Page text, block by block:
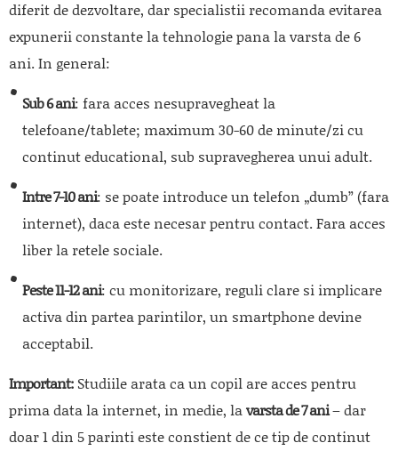
diferit de dezvoltare, dar specialistii recomanda evitarea
expunerii constante la tehnologie pana la varsta de 6
ani. In general:
Sub 6 ani: fara acces nesupravegheat la
telefoane/tablete; maximum 30-60 de minute/zi cu
continut educational, sub supravegherea unui adult.
Intre 7-10 ani: se poate introduce un telefon „dumb” (fara
internet), daca este necesar pentru contact. Fara acces
liber la retele sociale.
Peste 11-12 ani: cu monitorizare, reguli clare si implicare
activa din partea parintilor, un smartphone devine
acceptabil.
Important: Studiile arata ca un copil are acces pentru
prima data la internet, in medie, lavarsta de 7 ani– dar
doar 1 din 5 parinti este constient de ce tip de continut